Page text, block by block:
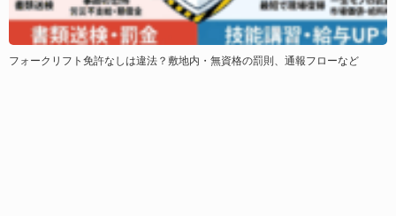
許なしは違法？敷地内・無資格の罰則、通報フローなど